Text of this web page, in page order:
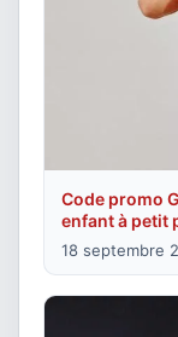
Code promo
enfant à petit
18 septembre